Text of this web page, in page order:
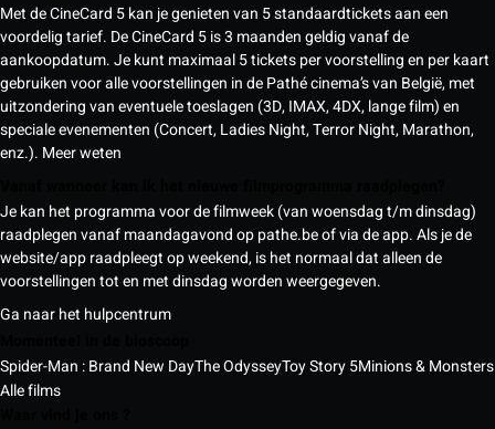
Met de CineCard 5 kan je genieten van 5 standaardtickets aan een
voordelig tarief. De CineCard 5 is 3 maanden geldig vanaf de
aankoopdatum. Je kunt maximaal 5 tickets per voorstelling en per kaart
gebruiken voor alle voorstellingen in de Pathé cinema’s van België, met
uitzondering van eventuele toeslagen (3D, IMAX, 4DX, lange film) en
speciale evenementen (Concert, Ladies Night, Terror Night, Marathon,
enz.). Meer weten
Je kan het programma voor de filmweek (van woensdag t/m dinsdag)
raadplegen vanaf maandagavond op pathe.be of via de app. Als je de
website/app raadpleegt op weekend, is het normaal dat alleen de
voorstellingen tot en met dinsdag worden weergegeven.
Ga naar het hulpcentrum
Spider-Man : Brand New DayThe OdysseyToy Story 5Minions & Monsters
Alle films